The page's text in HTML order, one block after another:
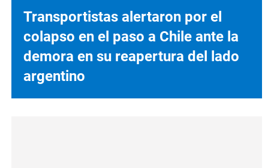
Transportistas alertaron por el
colapso en el paso a Chile ante la
demora en su reapertura del lado
argentino